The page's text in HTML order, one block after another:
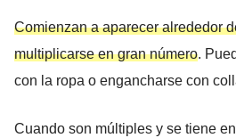
Comienzan a aparecer alrededor
multiplicarse en gran número.
con la ropa o engancharse con
Cuando son múltiples y se tiene